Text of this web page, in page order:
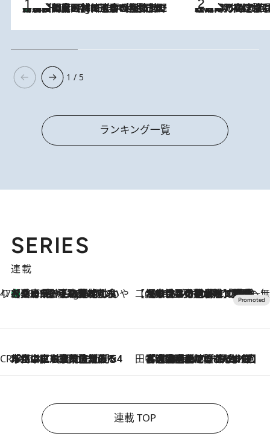
10 Hours Ago
「最後に見られてよかった」上野動物園の東園パンダ舎が解体前に特別公開。8月16日まで延長されたパネル展と共に辿る“半世紀”のパンダ飼育《解体工事の図面あり》 2026.8.7
「湘南乃風に憧れて」観客大盛上がりの“タオル回し”に、ラッパー顔負けの高速歌唱まで…さだまさし（74）のアグレッシブすぎる現在地
1 / 5
ランキング一覧
SERIES
連載
47都道府県の手みやげ ひんやりスイーツで夏を満喫
10 Hours Ago
【兵庫県】この夏絶対食べたい 冷やしておいしいおやつ3選 淡路島の恵みをジェラートに集約 【CREA×星野リゾート】唯一無二。癒しと発見が待つ場所へ
2026.8.7
【トンボの足水浴】ヒノキの香りに包まれて涼感マックス！約13℃の湧水かけ流しを避暑地「星野温泉 トンボの湯」で体験
CREA'S CHOICE
2026.8.7
「立川にも歌舞伎があるんだよ」 片岡仁左衛門・市川中車ら豪華座組みで4年目の立川立飛歌舞伎へ 田中稲の勝手に再ブーム
2026.8.7
「湘南乃風に憧れて」観客大盛上がりの“タオル回し”に、ラッパー顔負けの高速歌唱まで…さだまさし（74）のアグレッシブすぎる現在地
連載 TOP